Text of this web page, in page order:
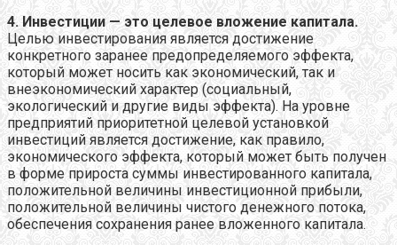
4. Инвестиции — это целевое вложение капитала.
Целью инвестирования является достижение
конкретного заранее предопределяемого эффекта,
который может носить как экономический, так и
внеэкономический характер (социальный,
экологический и другие виды эффекта). На уровне
предприятий приоритетной целевой установкой
инвестиций является достижение, как правило,
экономического эффекта, который может быть получен
в форме прироста суммы инвестированного капитала,
положительной величины инвестиционной прибыли,
положительной величины чистого денежного потока,
обеспечения сохранения ранее вложенного капитала.